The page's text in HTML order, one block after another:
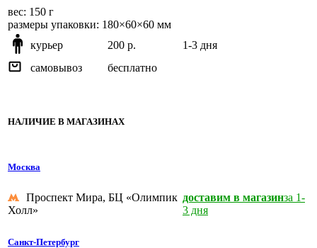
веc: 150 г
размеры упаковки: 180×60×60 мм
курьер
200 р.
1-3 дня
самовывоз
бесплатно
НАЛИЧИЕ В МАГАЗИНАХ
Москва
Проспект Мира, БЦ «Олимпик
Холл»
доставим в магазинза 1-
3 дня
Санкт-Петербург